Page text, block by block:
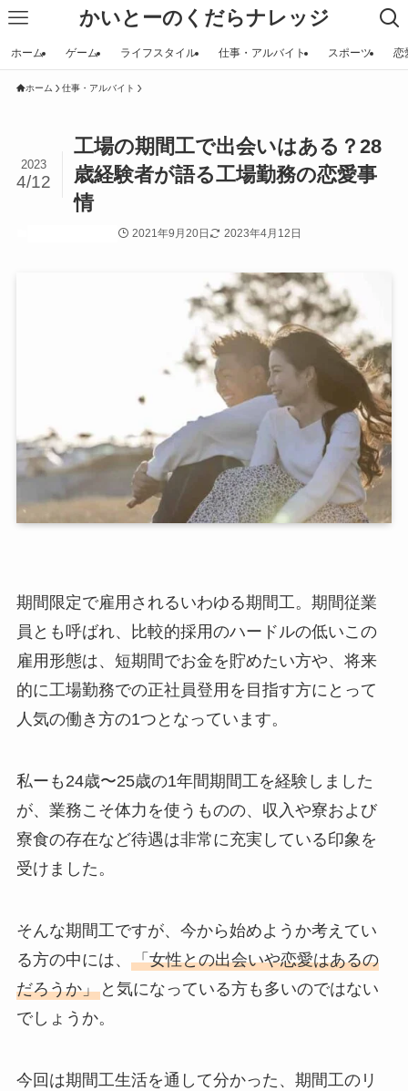
かいとーのくだらナレッジ
ホーム ゲーム ライフスタイル 仕事・アルバイト スポーツ 恋
ホーム 仕事・アルバイト
工場の期間工で出会いはある？28
歳経験者が語る工場勤務の恋愛事
情
2023
4/12
2021年9月20日 2023年4月12日
期間限定で雇用されるいわゆる期間工。期間従業
員とも呼ばれ、比較的採用のハードルの低いこの
雇用形態は、短期間でお金を貯めたい方や、将来
的に工場勤務での正社員登用を目指す方にとって
人気の働き方の1つとなっています。
私ーも24歳〜25歳の1年間期間工を経験しました
が、業務こそ体力を使うものの、収入や寮および
寮食の存在など待遇は非常に充実している印象を
受けました。
そんな期間工ですが、今から始めようか考えてい
る方の中には、 「女性との出会いや恋愛はあるの
だろうか」と気になっている方も多いのではない
でしょうか。
今回は期間工生活を通して分かった、期間工のリ